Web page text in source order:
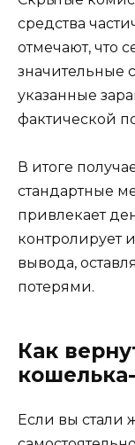
средства
отмечают, что
значительные
указанные
фактической
В итоге
стандартные
привлекает
контролирует
вывода,
потерями.
Как
Если вы стали